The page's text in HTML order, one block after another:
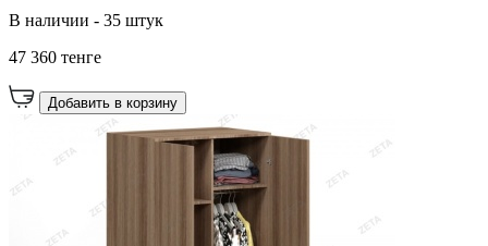
В наличии - 35 штук
47 360 тенге
Добавить в корзину